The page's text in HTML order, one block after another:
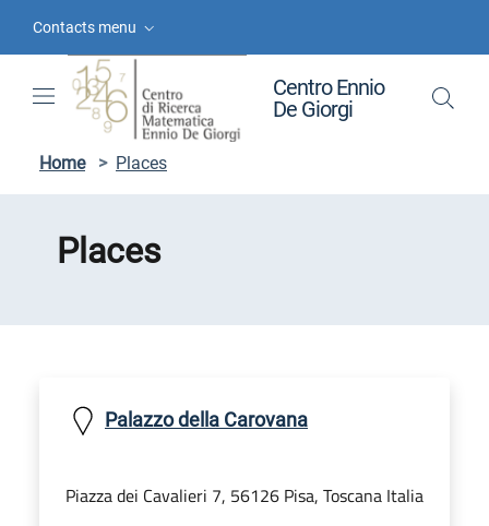
Contacts menu
Centro Ennio
De Giorgi
Home > Places
Places
Palazzo della Carovana
Piazza dei Cavalieri 7, 56126 Pisa, Toscana Italia